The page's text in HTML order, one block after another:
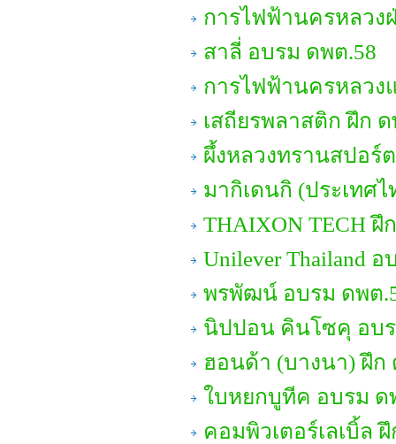
การไฟฟ้านครหลวง
สาลี่ อบรม ดพต.58
การไฟฟ้านครหลว
เสถียรพลาสติก ฝึก ด
ผึ้งหลวงทรานสปอร์
มากิเดนกิ (ประเทศไ
THAIXON TECH ฝึ
Unilever Thailand
พรพัฒน์ อบรม ดพต
นิปปอน คินโซคุ อบ
ฮอนด้า (บางนา) ฝึก
ใบหยกบูทีค อบรม ด
คอมพิวเตอร์เลเบิ้ล